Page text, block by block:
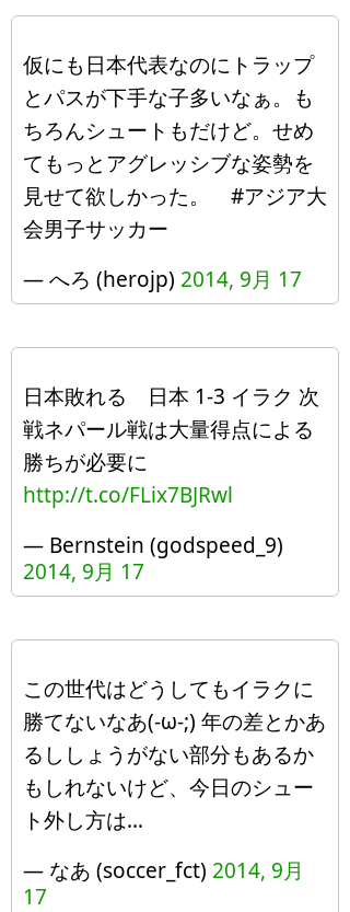
仮にも日本代表なのにトラップ
とパスが下手な子多いなぁ。も
ちろんシュートもだけど。せめ
てもっとアグレッシブな姿勢を
見せて欲しかった。 #アジア大
会男子サッカー
— へろ (herojp) 2014, 9月 17
日本敗れる 日本 1-3 イラク 次
戦ネパール戦は大量得点による
勝ちが必要に
http://t.co/FLix7BJRwl
— Bernstein (godspeed_9)
2014, 9月 17
この世代はどうしてもイラクに
勝てないなあ(-ω-;) 年の差とかあ
るししょうがない部分もあるか
もしれないけど、今日のシュー
ト外し方は…
— なあ (soccer_fct) 2014, 9月
17